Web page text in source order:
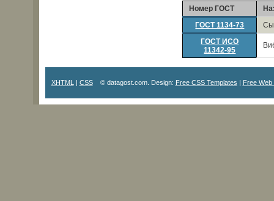
Номер ГОСТ
ГОСТ 1134-73
ГОСТ ИСО
11342-95
XHTML | CSS© datagost.com. Design: Free CSS Templates | Free Web